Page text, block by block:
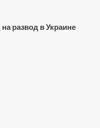
развод в Украине